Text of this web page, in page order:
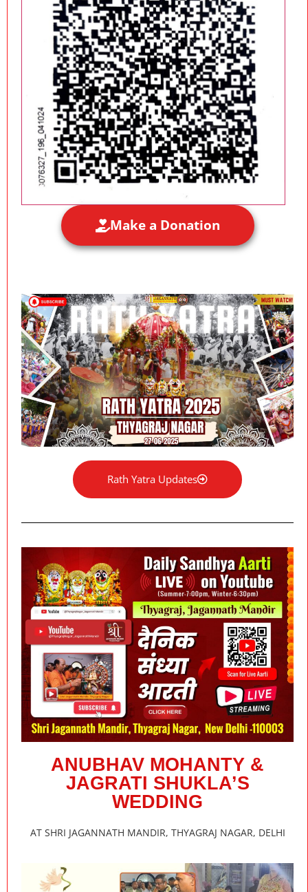
Make a Donation
Rath Yatra Updates
ANUBHAV MOHANTY &
JAGRATI SHUKLA’S
WEDDING
AT SHRI JAGANNATH MANDIR, THYAGRAJ NAGAR, DELHI